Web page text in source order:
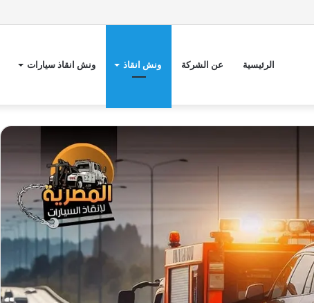
الرئيسية عن الشركة ونش انقاذ ونش انقاذ سيارات